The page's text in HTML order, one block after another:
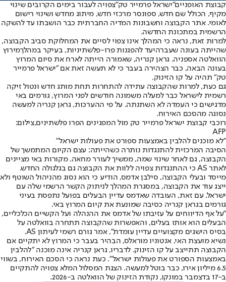
קבוצת האופניים"ישראל פרמייר טק"צפויה לעבור בימים הקרובים שינוי
מקיף, הכולל שם חדש, ספונסר מרכזי חדש, מיתוג מחדש ושינוי רישום
לאומי. אתר הקבוצה וחשבונות המדיה החברתית כבר הושבתו עד להשקה
הרשמית במתכונת החדשה.
למרות זאת, נראה כי המהלך אינו צפוי לסיים את המחלוקת סביב הקבוצה,
שהייתה בעונה שעברהיעד להפגנות פרו-פלשתיניות, בעיקר במהלךמירוץ
הוואלטה אספניה. גראן קנריה, שאמורה הייתה לארח את סיום המרוץ
בעונה הבאה, כבר הצהירה בעבר כי לא תעשה זאת אם "ישראל פרמייר
טק" תהיה על קו הזינוק.
גם כעת, למרות שהקבוצה עתידה להתחרות תחת מותג חדש ונטול זיקה
רשמית לישראל כבר למעלה משמונה חודשים לפני המרוץ, גורמים באי
מדגישים כי העמדה לא השתנתה. על פי ההערכות, גראן קנריה למעשה
נסוגה מהסכם האירוח.
רוכבי קבוצת ישראל פרמייר טק מול המפגינים הפרו פלשתינים,צילום:
AFP
"לא מוכנים להלבין באמצעות ספורט את פעולות ישראל"
הסיבה המרכזית להתנגדות נותרה כשהייתה: עצם הקיום המתמשך של
הקבוצה, גם לאחר שינוי שמה, ממשיך לעורר מחאה. מקורות באי מציינים
לאתר AS כי ההתנגדות צפויה ללוות את הקבוצה גם בגלגולה החדש.
מייסד ובעלי הקבוצה, סילבן אדמס, הודיע כי הוא נסוג מהניהול השוטף ולא
ייצג עוד את הקבוצה, במסגרת המהלך לניתוק הקשר הרשמי שלה עם
ישראל. עם זאת, העובדה שאדמס עדיין הבעלים בפועל נתפסת בעיני
גורמים בגראן קנריה כסיבה שמונעת את קיום המרוץ באי.
"על אף הדיווחים על עזיבתו של אדמס את ההנהלה ועל הקשיים הכלכליים,
הבעלים הוא אותו בעלים, והאפשרות שהקבוצה תתחרה בוואלטה על
בסיס הישגים מקצועיים עדיין עומדת", אמר גורם רשמי לעיתון AS.
נשיא מועצת האי, אנטוניו מוראלס, הבהיר בעבר כי המרוץ לא יתקיים אם
הקבוצה תתייצב על קו הזינוק. לדבריו, גראן קנריה אינה מוכנה "להלבין
באמצעות הספורט את פעולות ישראל". כעת נראה כי הסכם האירוח, בשווי
6.5 מיליון אירו, כבר בוטל למעשה. הצגת המסלול המלא צפויה להתקיים
ב-17 בדצמבר במונקו, נקודת הזינוק של הוואלטה ב-2026.